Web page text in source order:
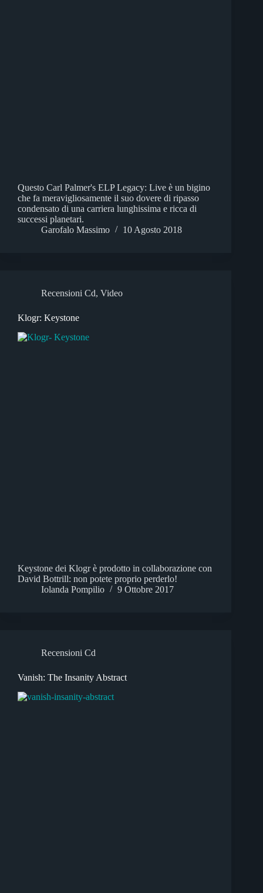
Questo Carl Palmer's ELP Legacy: Live è un bigino
che fa meravigliosamente il suo dovere di ripasso
condensato di una carriera lunghissima e ricca di
successi planetari.
Garofalo Massimo
10 Agosto 2018
Recensioni Cd, Video
Klogr: Keystone
Keystone dei Klogr è prodotto in collaborazione con
David Bottrill: non potete proprio perderlo!
Iolanda Pompilio
9 Ottobre 2017
Recensioni Cd
Vanish: The Insanity Abstract